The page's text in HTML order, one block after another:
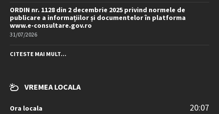
ORDIN nr. 1128 din 2 decembrie 2025 privind normele de
publicare a informațiilor și documentelor în platforma
www.e-consultare.gov.ro
31/07/2026
CITESTE MAI MULT...
VREMEA LOCALA
Ora locala 20:07